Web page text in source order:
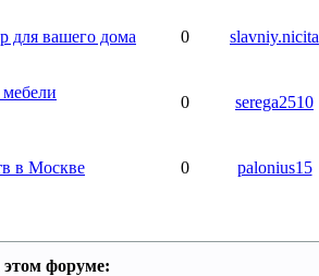
для вашего дома 0 slavniy.nicita
0 serega2510
в Москве 0 palonius15
этом форуме: